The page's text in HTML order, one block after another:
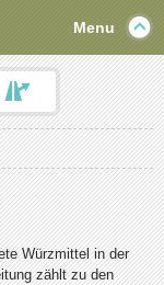
Menu
Würzmittel in der
zählt zu den